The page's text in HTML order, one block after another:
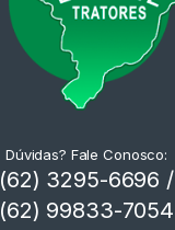
Dúvidas? Fale Conosco:
(62) 3295-6696 /
(62) 99833-7054